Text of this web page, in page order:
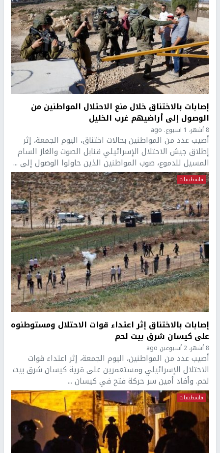
إصابات بالاختناق خلال منع الاحتلال المواطنين من
الوصول إلى أراضيهم غرب الخليل
8 أشهر، 1 اسبوع. ago
أصيب عدد من المواطنين بحالات اختناق، اليوم الجمعة، إثر
إطلاق جيش الاحتلال الإسرائيلي قنابل الصوت والغاز السام
المسيل للدموع، صوب المواطنين الذين حاولوا الوصول إلى ...
فلسطينيات
إصابات بالاختناق إثر اعتداء قوات الاحتلال ومستوطنوه
على كيسان شرق بيت لحم
8 أشهر، 2 أسبوعين ago
أصيب عدد من المواطنين، اليوم الجمعة، إثر اعتداء قوات
الاحتلال الإسرائيلي ومستعمرين على قرية كيسان شرق بيت
لحم. وأفاد أمين سر حركة فتح في كيسان ...
فلسطينيات